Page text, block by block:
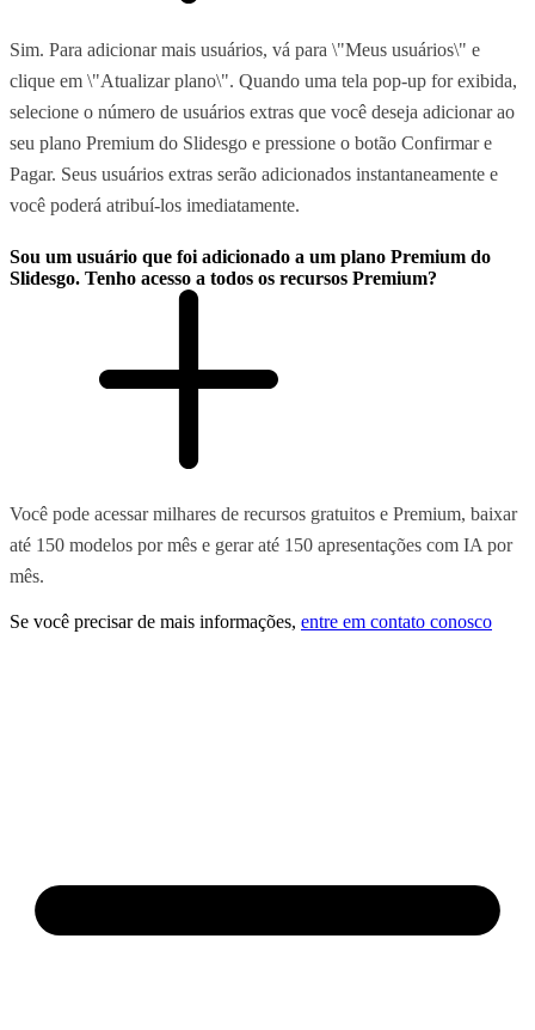
Sim. Para adicionar mais usuários, vá para \"Meus usuários\" e
clique em \"Atualizar plano\". Quando uma tela pop-up for exibida,
selecione o número de usuários extras que você deseja adicionar ao
seu plano Premium do Slidesgo e pressione o botão Confirmar e
Pagar. Seus usuários extras serão adicionados instantaneamente e
você poderá atribuí-los imediatamente.
Sou um usuário que foi adicionado a um plano Premium do
Slidesgo. Tenho acesso a todos os recursos Premium?
Você pode acessar milhares de recursos gratuitos e Premium, baixar
até 150 modelos por mês e gerar até 150 apresentações com IA por
mês.
Se você precisar de mais informações, entre em contato conosco